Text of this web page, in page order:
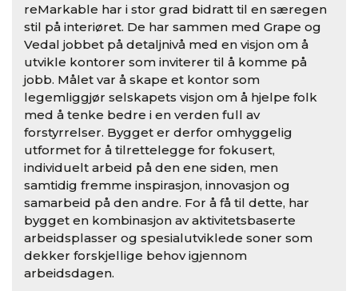
reMarkable har i stor grad bidratt til en særegen
stil på interiøret. De har sammen med Grape og
Vedal jobbet på detaljnivå med en visjon om å
utvikle kontorer som inviterer til å komme på
jobb. Målet var å skape et kontor som
legemliggjør selskapets visjon om å hjelpe folk
med å tenke bedre i en verden full av
forstyrrelser. Bygget er derfor omhyggelig
utformet for å tilrettelegge for fokusert,
individuelt arbeid på den ene siden, men
samtidig fremme inspirasjon, innovasjon og
samarbeid på den andre. For å få til dette, har
bygget en kombinasjon av aktivitetsbaserte
arbeidsplasser og spesialutviklede soner som
dekker forskjellige behov igjennom
arbeidsdagen.